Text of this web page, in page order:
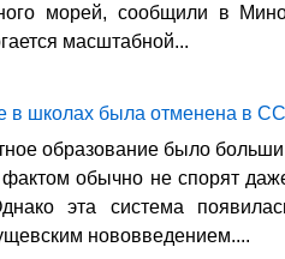
морей, сообщили в
масштабной...
в школах была отменена в
образование было
обычно не спорят
эта система
нововведением....